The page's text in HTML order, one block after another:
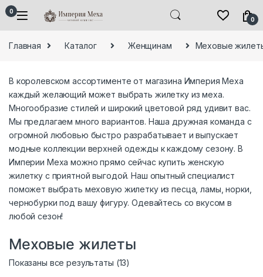
Skip to navigation
Skip to content
0
0
Главная Каталог Женщинам Меховые
В королевском ассортименте от магазина Империя Меха
каждый желающий может выбрать жилетку из меха.
Многообразие стилей и широкий цветовой ряд удивит вас.
Мы предлагаем много вариантов. Наша дружная команда с
огромной любовью быстро разрабатывает и выпускает
модные коллекции верхней одежды к каждому сезону. В
Империи Меха можно прямо сейчас купить женскую
жилетку с приятной выгодой. Наш опытный специалист
поможет выбрать меховую жилетку из песца, ламы, норки,
чернобурки под вашу фигуру. Одевайтесь со вкусом в
любой сезон!
Меховые жилеты
Показаны все результаты (13)